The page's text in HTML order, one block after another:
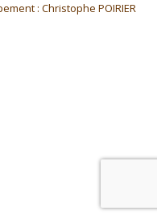
: Christophe POIRIER